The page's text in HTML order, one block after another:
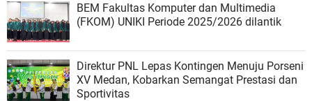
BEM Fakultas Komputer dan Multimedia
(FKOM) UNIKI Periode 2025/2026 dilantik
Direktur PNL Lepas Kontingen Menuju Porseni
XV Medan, Kobarkan Semangat Prestasi dan
Sportivitas